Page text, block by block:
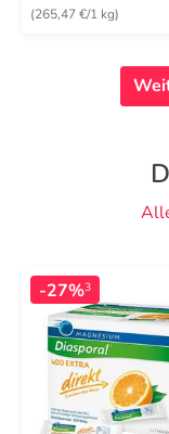
(265,47 €/1 kg)
-27%3